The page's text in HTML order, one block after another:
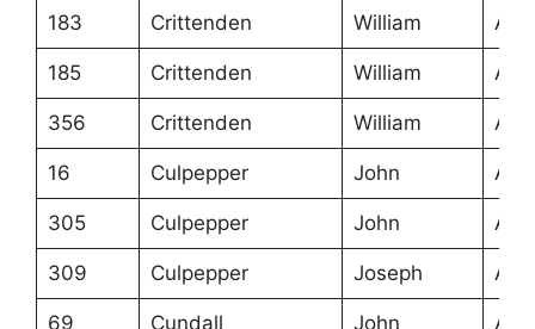
183 Crittenden William
185 Crittenden William
356 Crittenden William
16 Culpepper John
305 Culpepper John
309 Culpepper Joseph
69 Cundall John